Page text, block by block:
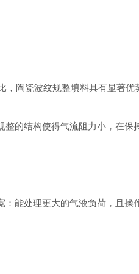
，陶瓷波纹规整填料具有显著优
整的结构使得气流阻力小，在
：能处理更大的气液负荷，且操